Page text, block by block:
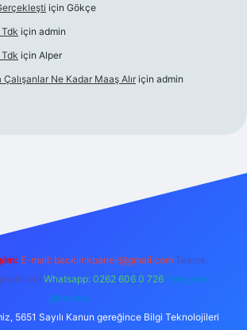
için Gökçe
Tdk için admin
Tdk için Alper
Ne Kadar Maaş Alır için admin
E-mail: backlinkpaneli@gmail.com Teams:
Whatsapp: 0262 606 0 726 Telegram:
@karabul
5651 Sayılı Kanun gereğince Bilgi Teknolojileri